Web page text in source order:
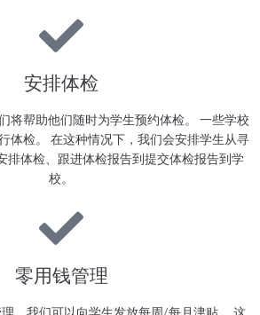
安排体检
将帮助他们随时为学生预约体检。 一些学校
体检。 在这种情况下，我们会安排学生从寻
排体检、跟进体检报告到提交体检报告到学
校。
零用钱管理